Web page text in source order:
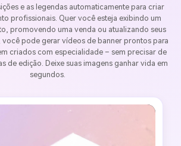
e as legendas automaticamente para criar
profissionais. Quer você esteja exibindo um
promovendo uma venda ou atualizando seus
pode gerar vídeos de banner prontos para
criados com especialidade – sem precisar de
de edição. Deixe suas imagens ganhar vida em
segundos.